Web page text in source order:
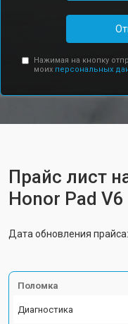
Нажимая на кнопку
моих персональных
Прайс лист
Honor Pad V6
Дата обновления
Поломка
Диагностика